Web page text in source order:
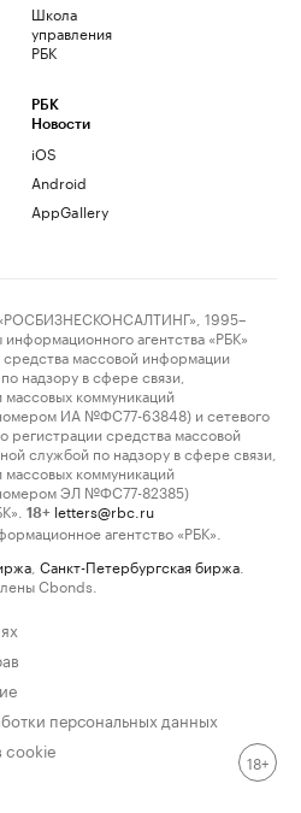
Школа
управления
РБК
РБК
Новости
iOS
Android
AppGallery
1995–
агентства «РБК»
массовой информации
надзору в сфере связи,
коммуникаций
ИА №ФС77-63848) и сетевого
регистрации средства массовой
службой по надзору в сфере связи,
коммуникаций
ЭЛ №ФС77-82385)
18+ letters@rbc.ru
агентство «РБК».
Санкт-Петербургская биржа
Cbonds.
персональных данных
cookie
18+